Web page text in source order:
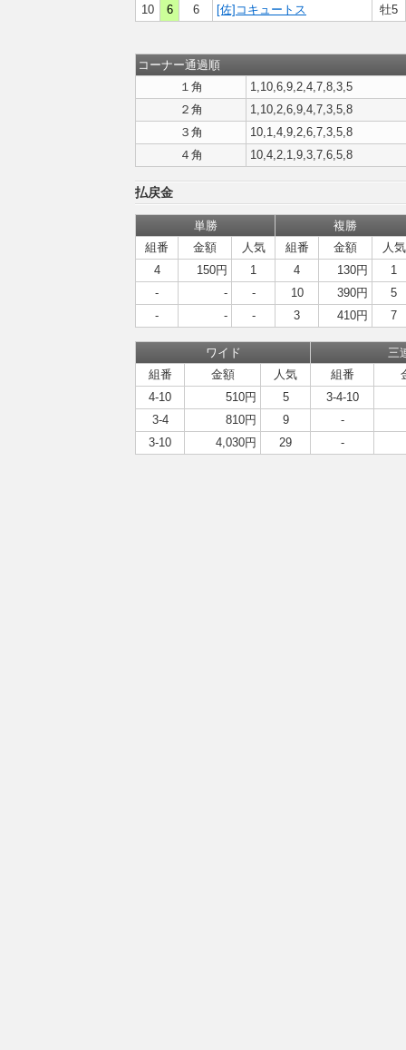
10
6 6 [佐]コキュートス 牡5
コーナー通過順
１角
1,10,6,9,2,4,7,8,3,5
２角
1,10,2,6,9,4,7,3,5,8
３角
10,1,4,9,2,6,7,3,5,8
４角
10,4,2,1,9,3,7,6,5,8
払戻金
単勝
複勝
組番
金額 人気 組番 金額
人気
4
150円 1 4 130円
1
-
- - 10 390円
5
-
- - 3 410円 7
ワイド
三
組番
金額 人気 組番
4-10
510円 5
3-4-10
3-4
810円 9
-
3-10
4,030円 29 -